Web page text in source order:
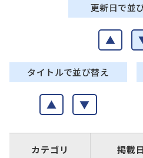
更新日で並
▲
タイトルで並び替え
▲ ▼
カテゴリ 掲載日